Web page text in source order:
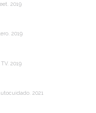
2019
2019
2019
2021